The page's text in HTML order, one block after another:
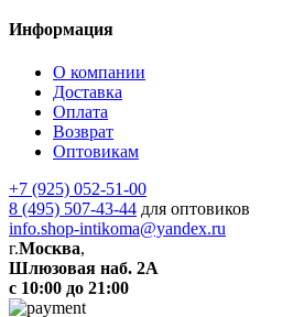
Информация
О компании
Доставка
Оплата
Возврат
Оптовикам
+7 (925) 052-51-00
8 (495) 507-43-44 для оптовиков
info.shop-intikoma@yandex.ru
г.Москва,
Шлюзовая наб. 2А
с 10:00 до 21:00